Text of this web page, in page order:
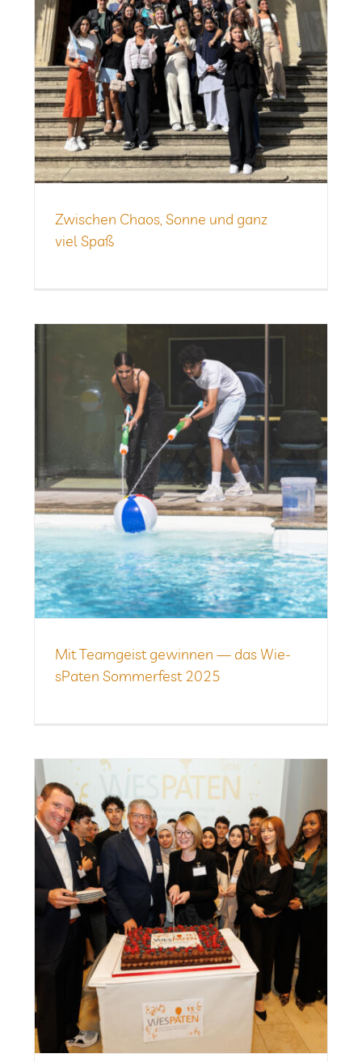
Zwi­schen Chaos, Sonne und ganz
viel Spaß
Mit Team­geist gewin­nen — das Wie­
sPa­ten Som­mer­fest 2025